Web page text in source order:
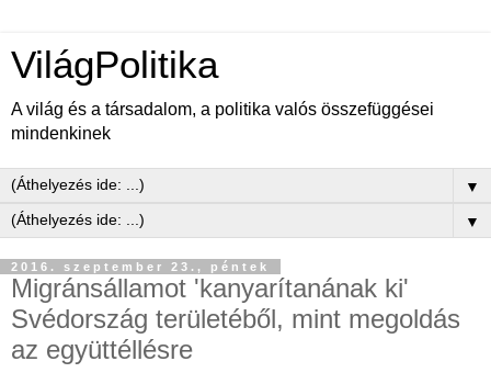
VilágPolitika
A világ és a társadalom, a politika valós összefüggései
mindenkinek
▼
▼
2016. szeptember 23., péntek
Migránsállamot 'kanyarítanának ki'
Svédország területéből, mint megoldás
az együttéllésre